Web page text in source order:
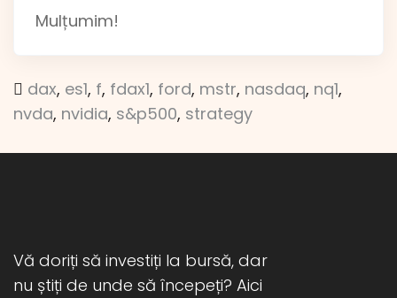
Mulțumim!
dax, es1, f, fdax1, ford, mstr, nasdaq, nq1,
nvda, nvidia, s&p500, strategy
Vă doriți să investiți la bursă, dar
nu știți de unde să începeți? Aici